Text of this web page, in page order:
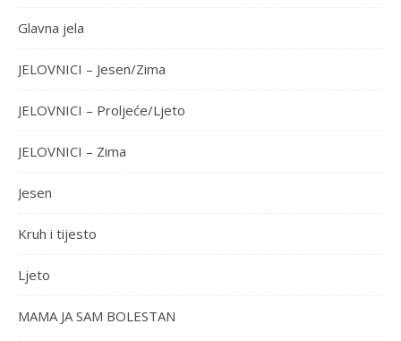
Glavna jela
JELOVNICI – Jesen/Zima
JELOVNICI – Proljeće/Ljeto
JELOVNICI – Zima
Jesen
Kruh i tijesto
Ljeto
MAMA JA SAM BOLESTAN